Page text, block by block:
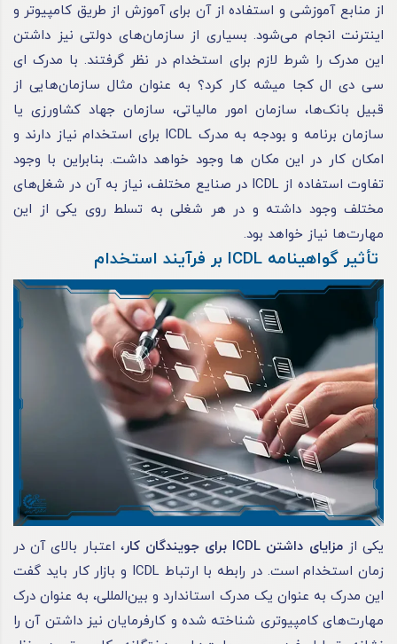
از منابع آموزشی و استفاده از آن برای آموزش از طریق کامپیوتر و
اینترنت انجام می‌شود. بسیاری از سازمان‌های دولتی نیز داشتن
این مدرک را شرط لازم برای استخدام در نظر گرفتند. با مدرک ای
سی دی ال کجا میشه کار کرد؟ به عنوان مثال سازمان‌هایی از
قبیل بانک‌ها، سازمان امور مالیاتی، سازمان جهاد کشاورزی یا
سازمان برنامه و بودجه به مدرک ICDL برای استخدام نیاز دارند و
امکان کار در این مکان ها وجود خواهد داشت. بنابراین با وجود
تفاوت استفاده از ICDL در صنایع مختلف، نیاز به آن در شغل‌های
مختلف وجود داشته و در هر شغلی به تسلط روی یکی از این
مهارت‌ها نیاز خواهد بود.
تأثیر گواهینامه ICDL بر فرآیند استخدام
یکی ازمزایای داشتن ICDL برای جویندگان کار
، اعتبار بالای آن در
زمان استخدام است. در رابطه با ارتباط ICDL و بازار کار باید گفت
این مدرک به عنوان یک مدرک استاندارد و بین‌المللی، به عنوان درک
مهارت‌های کامپیوتری شناخته شده و کارفرمایان نیز داشتن آن را